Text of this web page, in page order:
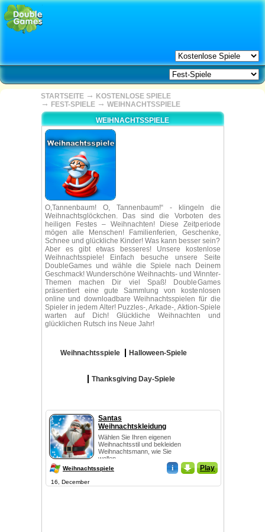
STARTSEITE → KOSTENLOSE SPIELE
→ FEST-SPIELE → WEIHNACHTSSPIELE
WEIHNACHTSSPIELE
O,Tannenbaum! O, Tannenbaum!“ - klingeln die
Weihnachtsglöckchen. Das sind die Vorboten des
heiligen Festes – Weihnachten! Diese Zeitperiode
mögen alle Menschen! Familienferien, Geschenke,
Schnee und glückliche Kinder! Was kann besser sein?
Aber es gibt etwas besseres! Unsere kostenlose
Weihnachtsspiele! Einfach besuche unsere Seite
DoubleGames und wähle die Spiele nach Deinem
Geschmack! Wunderschöne Weihnachts- und Winnter-
Themen machen Dir viel Spaß! DoubleGames
präsentiert eine gute Sammlung von kostenlosen
online und downloadbare Weihnachtsspielen für die
Spieler in jedem Alter! Puzzles-, Arkade-, Aktion-Spiele
warten auf Dich! Glückliche Weihnachten und
glücklichen Rutsch ins Neue Jahr!
Weihnachtsspiele Halloween-Spiele
Thanksgiving Day-Spiele
Santas
Weihnachtskleidung
Wählen Sie Ihren eigenen
Weihnachtsstil und bekleiden
Weihnachtsmann, wie Sie
wollen.
Weihnachtsspiele i _ Play
16, December